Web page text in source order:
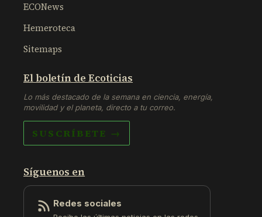
ECONews
Hemeroteca
Sitemaps
El boletín de Ecoticias
Lo más destacado de la semana en ciencia, energía,
movilidad y el planeta, directo a tu correo.
SUSCRÍBETE →
Síguenos en
Redes sociales